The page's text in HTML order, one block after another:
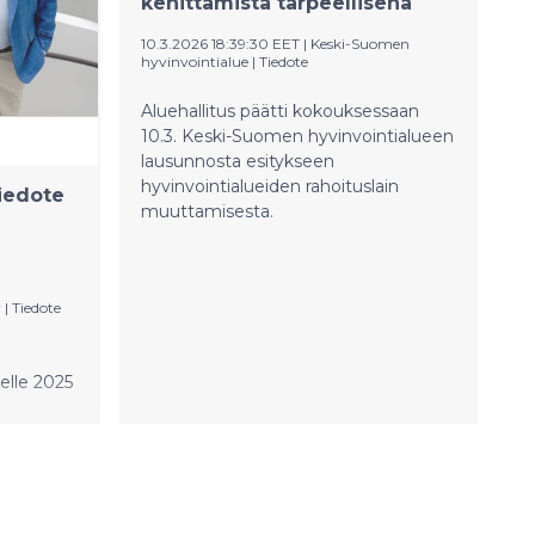
| Tiedote
2025
10.3.2026 18:39:30 EET | Keski-Suomen
hyvinvointialue | Tiedote
Aluehallitus päätti kokouksessaan
10.3. Keski-Suomen hyvinvointialueen
lausunnosta esitykseen
hyvinvointialueiden rahoituslain
muuttamisesta.